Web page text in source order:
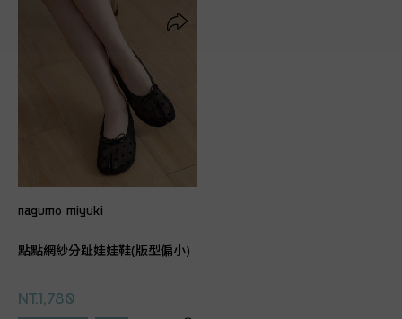
nagumo miyuki
點點網紗分趾娃娃鞋(版型偏小)
NT.1,780